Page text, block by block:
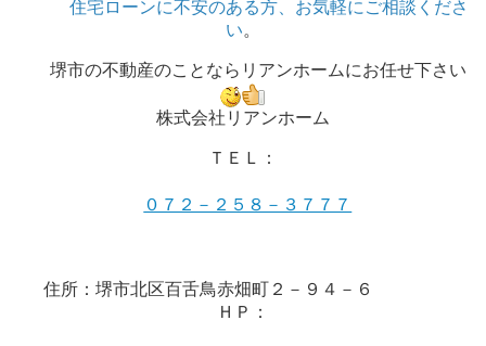
住宅ローンに不安のある方、お気軽にご相談くださ
い。
堺市の不動産のことならリアンホームにお任せ下さい
株式会社リアンホーム
ＴＥＬ：
０７２－２５８－３７７７
住所：堺市北区百舌鳥赤畑町２－９４－６
ＨＰ：